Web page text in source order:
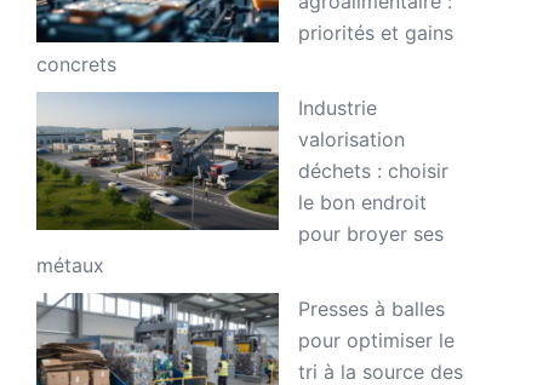
priorités et gains
concrets
Industrie
valorisation
déchets : choisir
le bon endroit
pour broyer ses
métaux
Presses à balles
pour optimiser le
tri à la source des